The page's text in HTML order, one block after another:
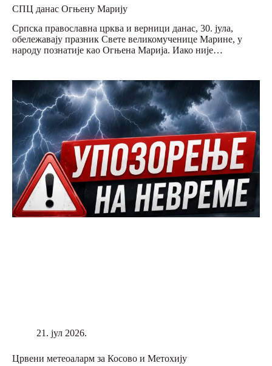
СПЦ данас Огњену Марију
Српска православна црква и верници данас, 30. јула,
обележавају празник Свете великомученице Марине, у
народу познатије као Огњена Марија. Иако није…
21. јул 2026.
Црвени метеоаларм за Косово и Метохију